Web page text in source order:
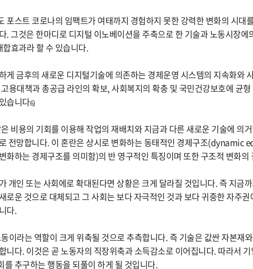
포스트 코로나의 임팩트가 여태까지 경험하지 못한 강력한 변화의 시대
. 그것은 한마디로 디지털 이노베이션을 주축으로 한 기술과 노동시장에
효과라 할 수 있습니다.
게 금후의 새로운 디지털기술에 의존하는 경제운영 시스템의 지속화와
용대책과 총공급 라인의 확보, 사회복지의 확충 및 국민건강보호에 균
습니다6)
비용의 기회를 이용해 작업의 재배치와 지금과 다른 새로운 기술에 의
전망합니다. 이 혼란은 상시로 변화하는 동태적인 경제구조(dynamic
화하는 경제구조를 의미함)의 반 영구적인 특징이며 또한 구조적 변화의
개인 또는 사회에로 확대된다면 상황은 크게 달라질 것입니다. 즉 지금
로운 것으로 대체되고 그 사회는 보다 자극적인 것과 보다 귀중한 자주
다.
이라는 역할이 크게 위축될 것으로 추측합니다. 즉 기술은 값싼 자본재
니다. 이것은 곧 노동자의 직장위축과 소득감소로 이어집니다. 따라서
를 추구하는 행동을 되풀이 하게 될 것입니다.